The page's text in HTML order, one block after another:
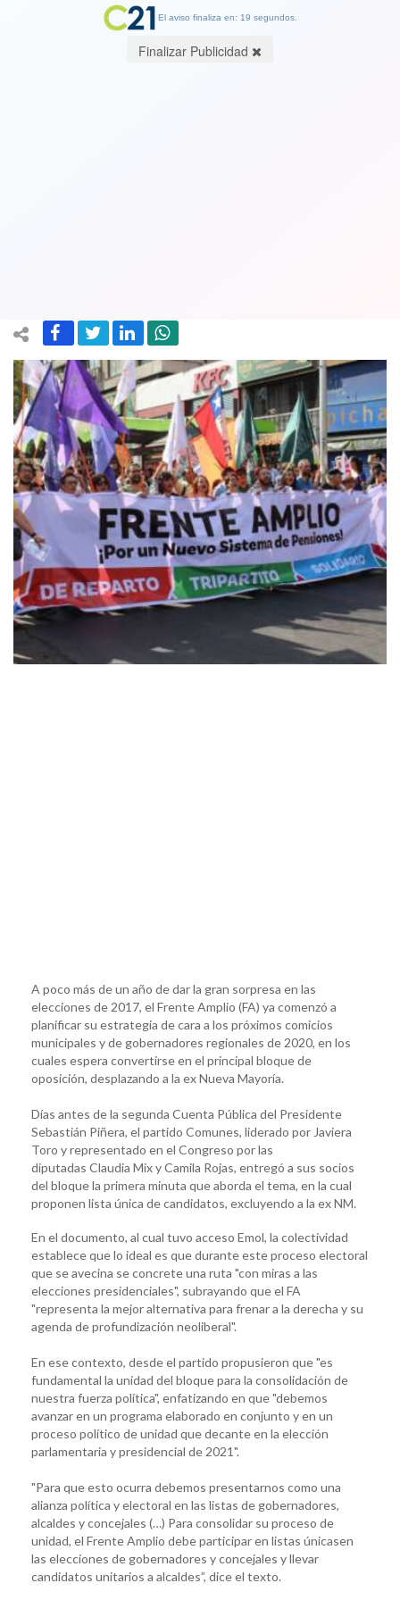
A poco más de un año de dar la gran sorpresa en las
elecciones de 2017, el Frente Amplio (FA) ya comenzó a
planificar su estrategia de cara a los próximos comicios
municipales y de gobernadores regionales de 2020, en los
cuales espera convertirse en el principal bloque de
oposición, desplazando a la ex Nueva Mayoría.
Días antes de la segunda Cuenta Pública del Presidente
Sebastián Piñera, el partido Comunes, liderado por Javiera
Toro y representado en el Congreso por las
diputadas Claudia Mix y Camila Rojas, entregó a sus socios
del bloque la primera minuta que aborda el tema, en la cual
proponen lista única de candidatos, excluyendo a la ex NM.
En el documento, al cual tuvo acceso Emol, la colectividad
establece que lo ideal es que durante este proceso electoral
que se avecina se concrete una ruta "con miras a las
elecciones presidenciales", subrayando que el FA
"representa la mejor alternativa para frenar a la derecha y su
agenda de profundización neoliberal".
En ese contexto, desde el partido propusieron que "es
fundamental la unidad del bloque para la consolidación de
nuestra fuerza política", enfatizando en que "debemos
avanzar en un programa elaborado en conjunto y en un
proceso político de unidad que decante en la elección
parlamentaria y presidencial de 2021".
"Para que esto ocurra debemos presentarnos como una
alianza política y electoral en las listas de gobernadores,
alcaldes y concejales (…) Para consolidar su proceso de
unidad, el Frente Amplio debe participar en listas únicasen
las elecciones de gobernadores y concejales y llevar
candidatos unitarios a alcaldes”, dice el texto.
El aviso finaliza en: 19 segundos.
Finalizar Publicidad